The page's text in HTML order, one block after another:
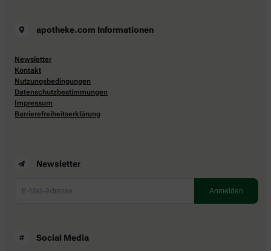
apotheke.com Informationen
Newsletter
Kontakt
Nutzungsbedingungen
Datenschutzbestimmungen
Impressum
Barrierefreiheitserklärung
Newsletter
Social Media